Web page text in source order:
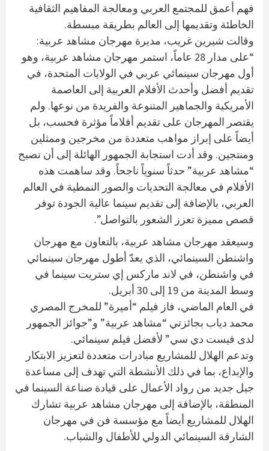
فهم أعمق للمجتمع العربي ومعالجة المفاهيم الثقافية
الخاطئة وتقديمها إلى العالم بطريقة مبسطة.
وقالت شيرين غريب، مديرة مهرجان مشاهد عربية:
“على مدار 28 عاماً، استمر مهرجان مشاهد عربية، وهو
أول مهرجان سينمائي عربي في الولايات المتحدة، في
تقديم أفضل وأحدث الأفلام العربية إلى العاصمة
الأمريكية والجماهير المتنوعة والفريدة من نوعها. ولم
يقتصر المهرجان على تقديم أفلاماً مؤثرة فحسب، بل
أيضاً على إبراز مواهب متعددة من مخرجين وممثلين
ومنتجين. وقد أدت استجابة الجمهور الهائلة إلى أن تصبح
“مشاهد عربية” حدثاً سنوياً ناجحاً. وقد ساهمت هذه
الأفلام في معالجة التحديات والصور النمطية في العالم
العربي، بالإضافة إلى تقديم سينما عالية الجودة توفر
قصص مميزة تعزز الشعور بالتواصل”.
وسيعقد مهرجان مشاهد عربية، بالتعاون مع مهرجان
واشنطن السينمائي، الذي يعدّ أطول مهرجان سينمائي
في واشنطن، في لاند ماركس إي ستريت سينما في
وسط المدينة من 19 إلى 30 أبريل.
في العام الماضي، فاز فيلم “أميرة” للمخرج المصري
محمد دياب بجائزتي “مشاهد عربية” و”جوائز الجمهور
لدى فيست دي سي” لأفضل فيلم سينمائي.
وتدعم الهلال للمشاريع مبادرات متعددة لتعزيز الابتكار
والإبداع، بما في ذلك الأنشطة التي تهدف إلى مساعدة
جيل جديد من رواد الأعمال على قيادة صناعة السينما في
المنطقة، بالإضافة إلى مهرجان مشاهد عربية تشارك
الهلال للمشاريع أيضاً مع مؤسسة فن في مهرجان
الشارقة السينمائي الدولي للأطفال والشباب.